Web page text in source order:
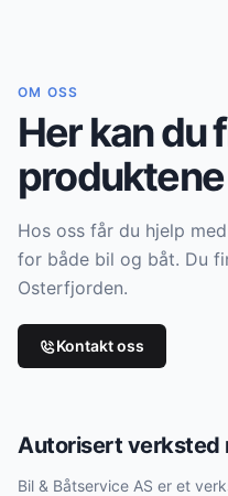
OM OSS
Her kan du
Hos oss får du hjelp
for både bil og båt. Du
Osterfjorden.
Kontakt oss
Autorisert verksted
Bil & Båtservice AS er et